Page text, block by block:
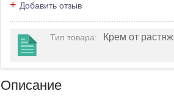
+ Добавить отзыв
Тип товара: Крем от
Описание